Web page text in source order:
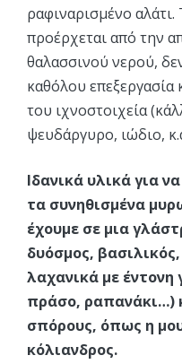
ραφιναρισμένο
προέρχεται από την
θαλασσινού νερού,
καθόλου επεξεργασία
του ιχνοστοιχεία
ψευδάργυρο, ιώδιο,
Ιδανικά υλικά για
τα συνηθισμένα
έχουμε σε μια
δυόσμος,
λαχανικά με έντονη
πράσο, ραπανάκι…)
σπόρους, όπως η
κόλιανδρος.